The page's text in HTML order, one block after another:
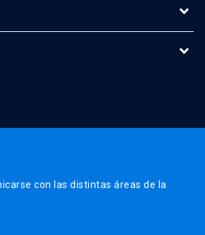
con las distintas áreas de la